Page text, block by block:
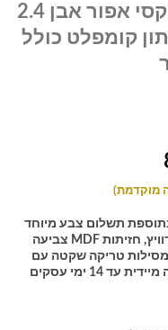
מטבח סופלה בגימור אפוקסי אפור אבן 2.4
מטר תחתון קומפלט כולל
תשלום צבע מיוחד
מתוך 1,500 צבעי מניפת טמבור) , גוף סנדוויץ, חזיתות MDF צביעה
טריקה שקטה עם
אחריות ל-10 שנים, ידיות תואמות, אספקה מיידית עד 14 ימי עסקים